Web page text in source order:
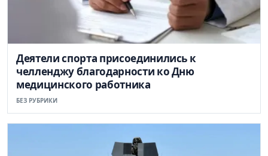
Деятели спорта присоединились к
челленджу благодарности ко Дню
медицинского работника
БЕЗ РУБРИКИ